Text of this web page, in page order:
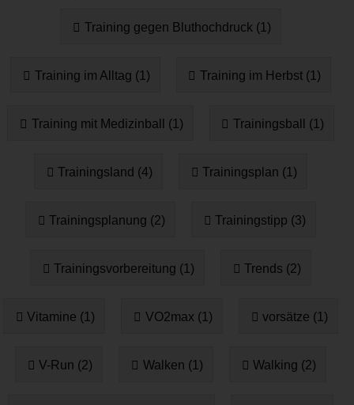
Training gegen Bluthochdruck (1)
Training im Alltag (1) Training im Herbst (1)
Training mit Medizinball (1) Trainingsball (1)
Trainingsland (4) Trainingsplan (1)
Trainingsplanung (2) Trainingstipp (3)
Trainingsvorbereitung (1) Trends (2)
Vitamine (1) VO2max (1) vorsätze (1)
V-Run (2) Walken (1) Walking (2)